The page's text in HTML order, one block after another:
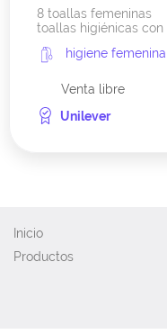
8 toallas femeninas
toallas higiénicas con
higiene femenina
Venta libre
Unilever
Inicio
Productos